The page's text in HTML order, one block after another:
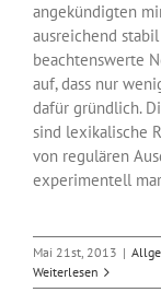
angekündigten
ausreichend
beachtenswerte
auf, dass nur
dafür gründlich.
sind lexikalische
von regulären
experimentell
Mai 21st, 2013 |
Weiterlesen